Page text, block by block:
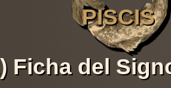
PISCIS
Ficha del